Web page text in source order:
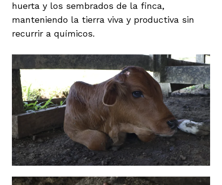
huerta y los sembrados de la finca,
manteniendo la tierra viva y productiva sin
recurrir a químicos.